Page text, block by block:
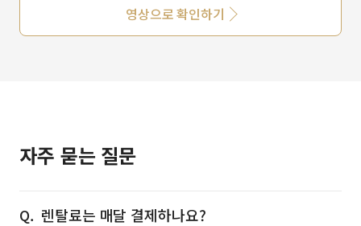
영상으로 확인하기
자주 묻는 질문
렌탈료는 매달 결제하나요?